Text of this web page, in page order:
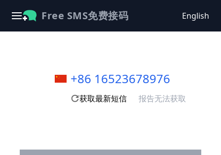
Free SMS免费接码 English
+86 16523678976
获取最新短信 报告无法获取